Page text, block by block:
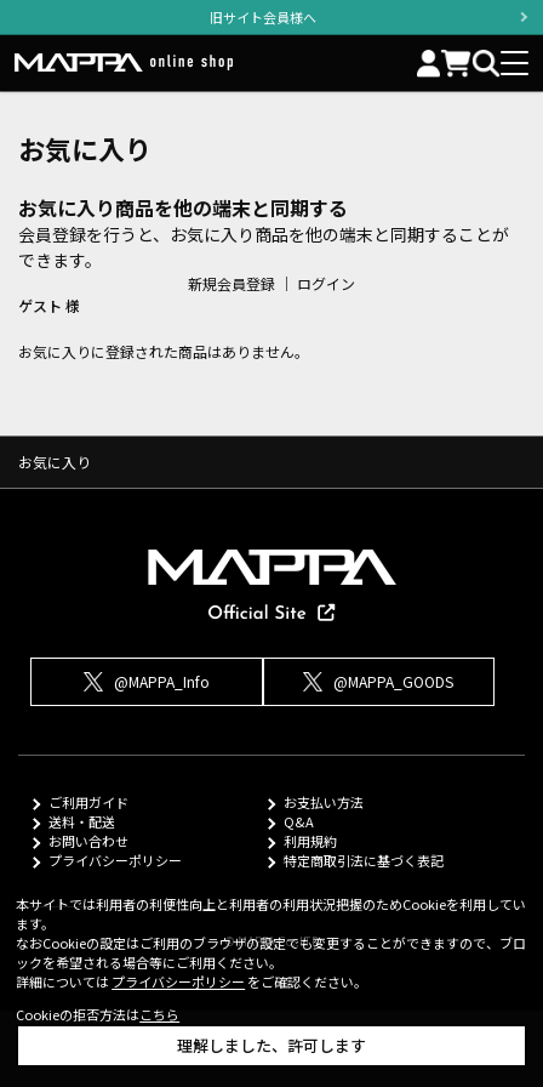
旧サイト会員様へ
お気に入り
お気に入り商品を他の端末と同期する
会員登録を行うと、お気に入り商品を他の端末と同期することが
できます。
新規会員登録 ｜ ログイン
ゲスト 様
お気に入りに登録された商品はありません。
お気に入り
@MAPPA_Info @MAPPA_GOODS
ご利用ガイド
お支払い方法
送料・配送
Q&A
お問い合わせ
利用規約
プライバシーポリシー
特定商取引法に基づく表記
© MAPPA Co.,LTD
本サイトでは利用者の利便性向上と利用者の利用状況把握のためCookieを利用してい
ます。
なおCookieの設定はご利用のブラウザの設定でも変更することができますので、ブロ
ックを希望される場合等にご利用ください。
詳細については プライバシーポリシー をご確認ください。
Cookieの拒否方法はこちら
理解しました、許可します